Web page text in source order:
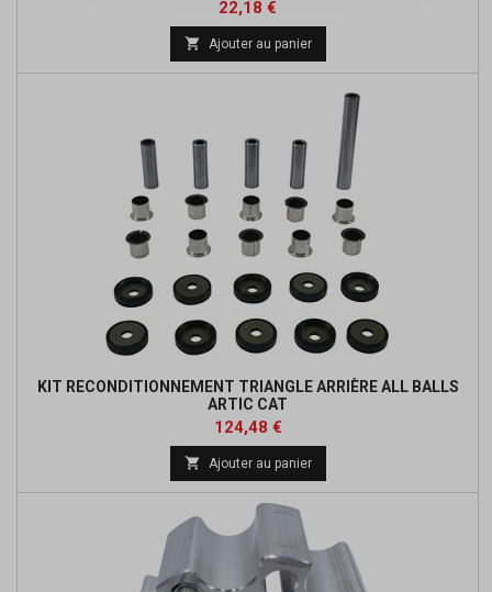
Prix
22,18 €
base
 Ajouter au panier
KIT RECONDITIONNEMENT TRIANGLE ARRIÈRE ALL BALLS
ARTIC CAT
Prix
124,48 €Prix
de
base
 Ajouter au panier